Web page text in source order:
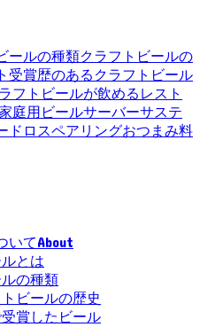
ールの種類クラフトビールの
受賞歴のあるクラフトビール
フトビールが飲めるレスト
庭用ビールサーバーサステ
ドロスペアリングおつまみ料
いてAbout
とは
の種類
ビールの歴史
賞したビール